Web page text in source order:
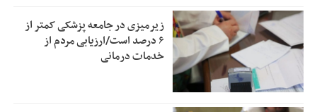
زیرمیزی در جامعه پزشکی کمتر از
۶ درصد است/ارزیابی مردم از
خدمات درمانی